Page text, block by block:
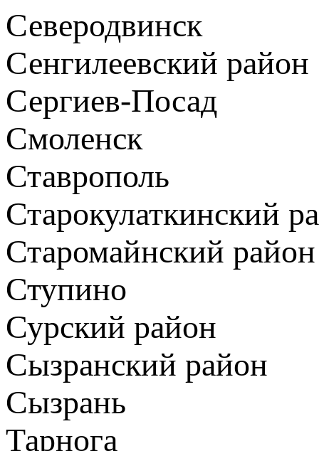
Северодвинск
Сенгилеевский район
Сергиев-Посад
Смоленск
Ставрополь
Старокулаткинский
Старомайнский район
Ступино
Сурский район
Сызранский район
Сызрань
Тарнога